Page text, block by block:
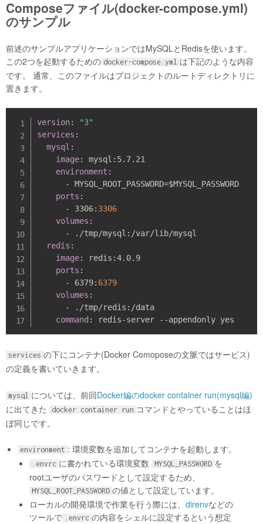
Composeファイル(docker-compose.yml)
のサンプル
前述のサンプルアプリケーションではMySQLとRedisを使います。
この2つを起動するための docker-compose.yml は下記のような内容
です。 通常、このファイルはプロジェクトのルートディレクトリに
置きます。
version:
"3"
services :
mysql :
image: mysql : 5.7.21
environment :
-
MYSQL_ROOT_PASSWORD=$MYSQL_PASSWORD
ports :
-
3306: 3306
volumes :
-
./tmp/mysql : /var/lib/mysql
redis :
image: redis :4.0.9
ports :
-
6379: 6379
volumes :
-
./tmp/redis : /data
command : redis-server - -
services の下にコンテナ(Docker Comoposeの文脈ではサービス)
の定義を書いていきます。
mysql については、前回Docker編のdocker container run(mysql編)
に出てきた
docker container run コマンドとやっていることはほ
ぼ同じです。
environment : 環境変数を追加してコンテナを起動します。
.envrc に書かれている環境変数 MYSQL_PASSWORD を
rootユーザのパスワードとして設定するため、
MYSQL_ROOT_PASSWORD の値として設定しています。
ローカルの開発環境で作業を行う際には、 direnvなどの
ツールで .envrc の内容をシェルに設定するという想定